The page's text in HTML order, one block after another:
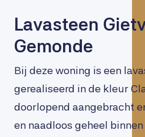
Lavasteen
Gemonde
Bij deze woning is een
gerealiseerd in de kleur
doorlopend aangebracht
en naadloos geheel